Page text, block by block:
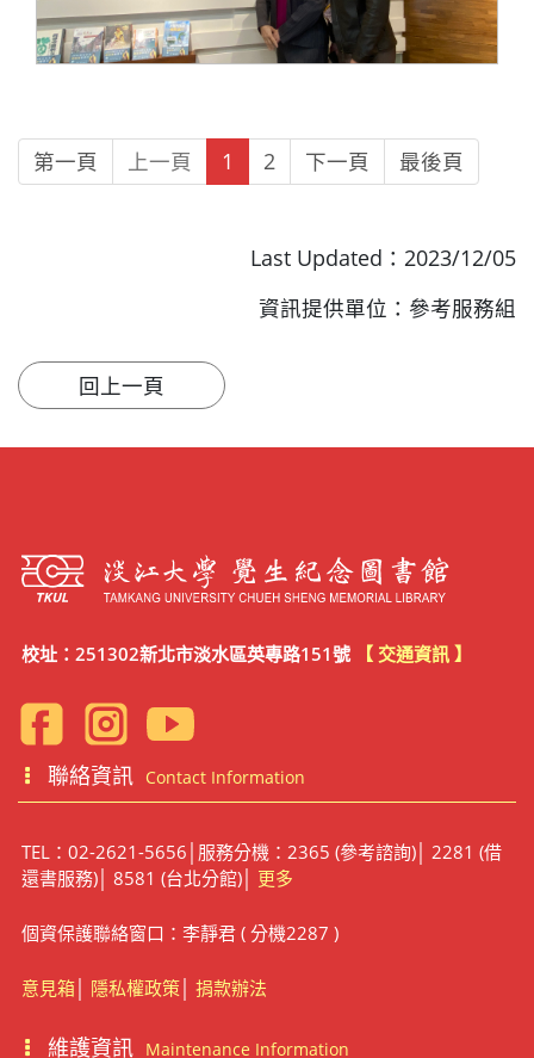
第一頁 上一頁 1 2 下一頁 最後頁
Last Updated：2023/12/05
資訊提供單位：參考服務組
校址：251302新北市淡水區英專路151號 【 交通資訊 】
聯絡資訊 Contact Information
TEL：02-2621-5656│服務分機：2365 (參考諮詢)│ 2281 (借
還書服務)│ 8581 (台北分館)│ 更多
個資保護聯絡窗口：李靜君 ( 分機2287 )
意見箱│ 隱私權政策│ 捐款辦法
維護資訊 Maintenance Information